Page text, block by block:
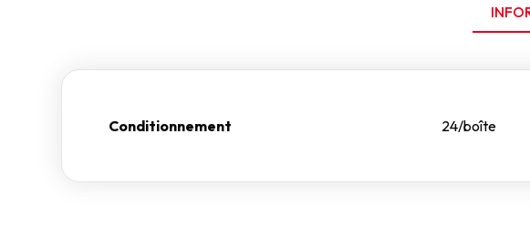
Conditionnement 24/boîte